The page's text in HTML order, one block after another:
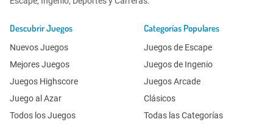
Descubrir Juegos
Nuevos Juegos
Mejores Juegos
Juegos Highscore
Juego al Azar
Todos los Juegos
Categorías Populares
Juegos de Escape
Juegos de Ingenio
Juegos Arcade
Clásicos
Todas las Categorías